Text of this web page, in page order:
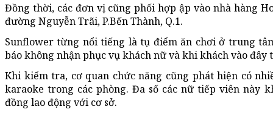
Đồng thời, các đơn vị cũng phối hợp ập vào nhà hàng
đường Nguyễn Trãi, P.Bến Thành, Q.1.
Sunflower từng nổi tiếng là tụ điểm ăn chơi ở trung
báo không nhận phục vụ khách nữ và khi khách vào
Khi kiểm tra, cơ quan chức năng cũng phát hiện có
karaoke trong các phòng. Đa số các nữ tiếp viên này
đồng lao động với cơ sở.